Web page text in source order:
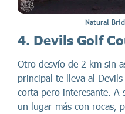
Natural
4. Devils Golf
Otro desvío de 2 km sin
principal te lleva al
corta pero interesante. A
un lugar más con rocas,